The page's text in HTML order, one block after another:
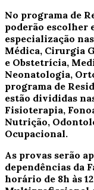
No programa de
poderão escolher
especialização
Médica, Cirurgia
e Obstetrícia,
Neonatologia,
programa de
estão divididas
Fisioterapia,
Nutrição,
Ocupacional.
As provas serão
dependências da
horário de 8h às